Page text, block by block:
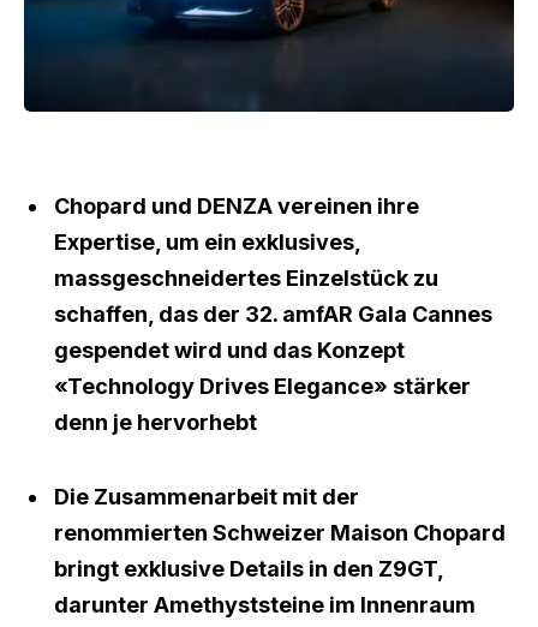
Chopard und DENZA vereinen ihre
Expertise, um ein exklusives,
massgeschneidertes Einzelstück zu
schaffen, das der 32. amfAR Gala Cannes
gespendet wird und das Konzept
«Technology Drives Elegance» stärker
denn je hervorhebt
Die Zusammenarbeit mit der
renommierten Schweizer Maison Chopard
bringt exklusive Details in den Z9GT,
darunter Amethyststeine im Innenraum